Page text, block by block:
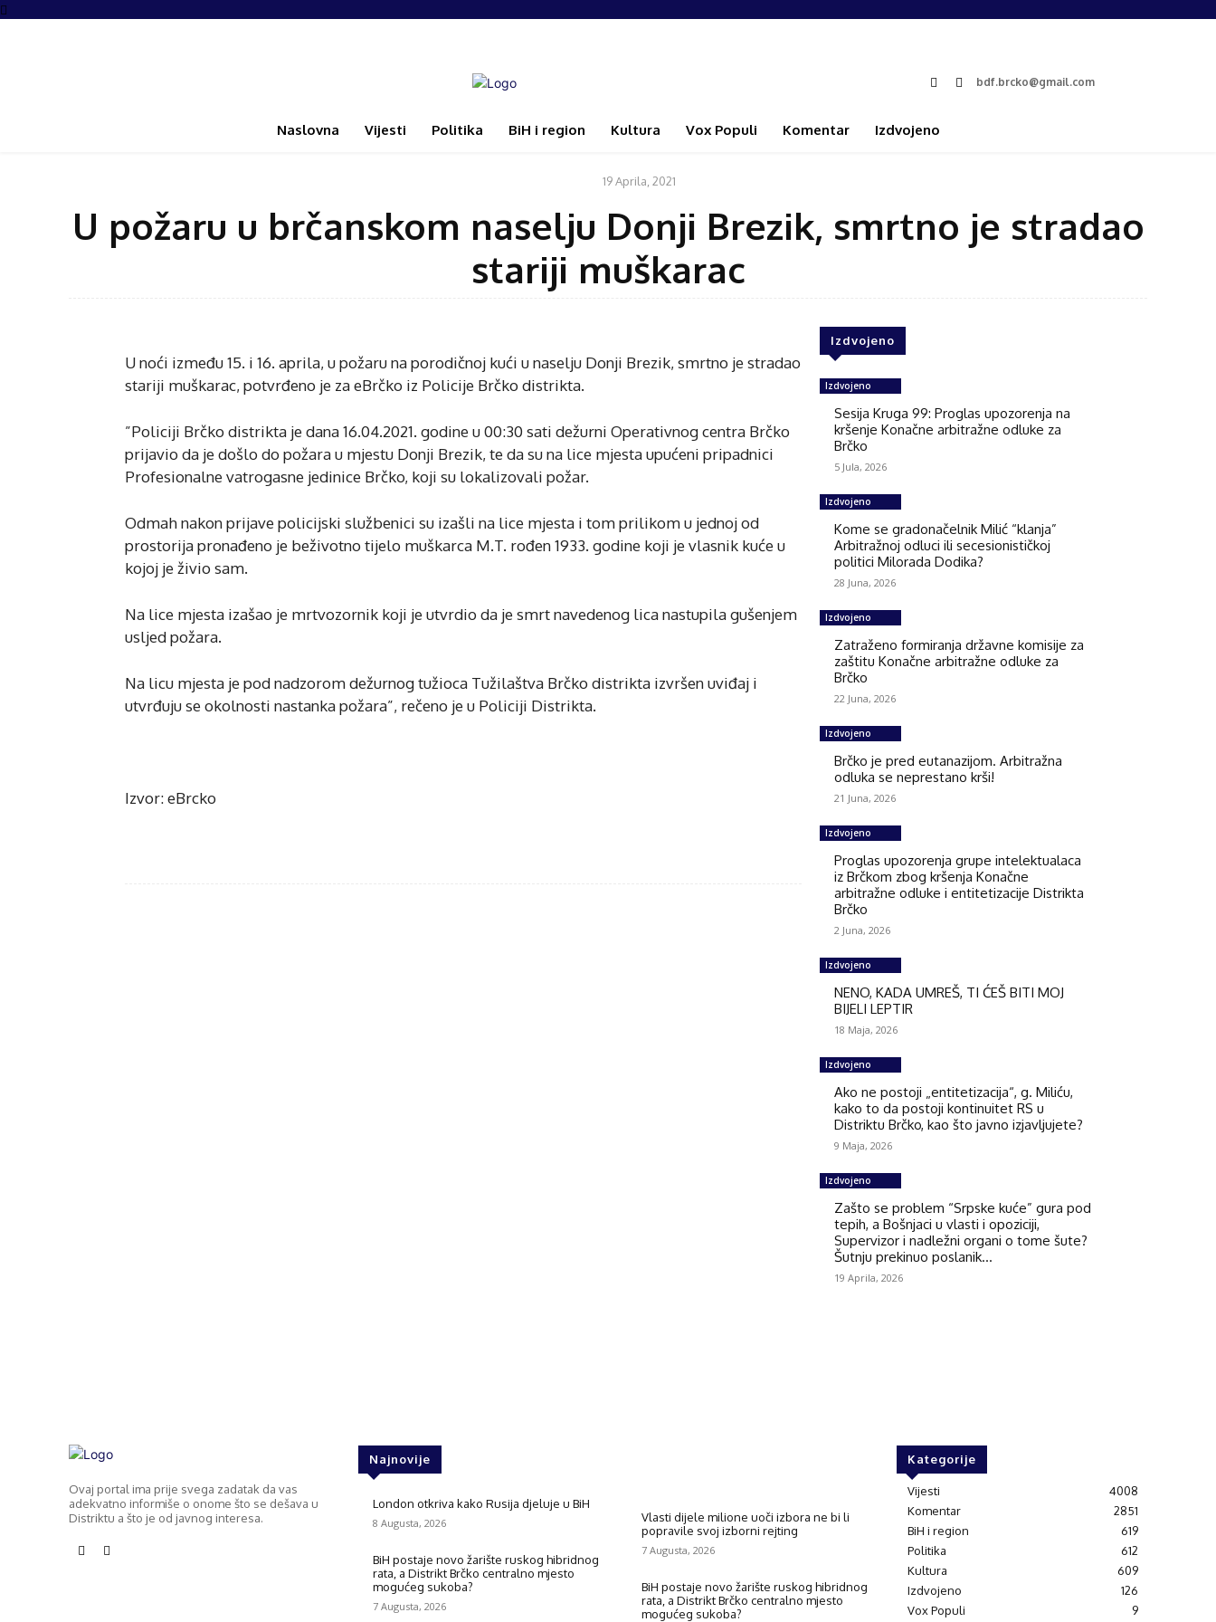
bdf.brcko@gmail.com
Naslovna Vijesti Politika BiH i region Kultura Vox Populi Komentar Izdvojeno
19 Aprila, 2021
U požaru u brčanskom naselju Donji Brezik, smrtno je stradao
stariji muškarac
U noći između 15. i 16. aprila, u požaru na porodičnoj kući u naselju Donji Brezik, smrtno je stradao
stariji muškarac, potvrđeno je za eBrčko iz Policije Brčko distrikta.
”Policiji Brčko distrikta je dana 16.04.2021. godine u 00:30 sati dežurni Operativnog centra Brčko
prijavio da je došlo do požara u mjestu Donji Brezik, te da su na lice mjesta upućeni pripadnici
Profesionalne vatrogasne jedinice Brčko, koji su lokalizovali požar.
Odmah nakon prijave policijski službenici su izašli na lice mjesta i tom prilikom u jednoj od
prostorija pronađeno je beživotno tijelo muškarca M.T. rođen 1933. godine koji je vlasnik kuće u
kojoj je živio sam.
Na lice mjesta izašao je mrtvozornik koji je utvrdio da je smrt navedenog lica nastupila gušenjem
usljed požara.
Na licu mjesta je pod nadzorom dežurnog tužioca Tužilaštva Brčko distrikta izvršen uviđaj i
utvrđuju se okolnosti nastanka požara”, rečeno je u Policiji Distrikta.
Izvor: eBrcko
Izdvojeno
Izdvojeno
Sesija Kruga 99: Proglas upozorenja na
kršenje Konačne arbitražne odluke za
Brčko
5 Jula, 2026
Izdvojeno
Kome se gradonačelnik Milić “klanja”
Arbitražnoj odluci ili secesionističkoj
politici Milorada Dodika?
28 Juna, 2026
Izdvojeno
Zatraženo formiranja državne komisije za
zaštitu Konačne arbitražne odluke za
Brčko
22 Juna, 2026
Izdvojeno
Brčko je pred eutanazijom. Arbitražna
odluka se neprestano krši!
21 Juna, 2026
Izdvojeno
Proglas upozorenja grupe intelektualaca
iz Brčkom zbog kršenja Konačne
arbitražne odluke i entitetizacije Distrikta
Brčko
2 Juna, 2026
Izdvojeno
NENO, KADA UMREŠ, TI ĆEŠ BITI MOJ
BIJELI LEPTIR
18 Maja, 2026
Izdvojeno
Ako ne postoji „entitetizacija“, g. Miliću,
kako to da postoji kontinuitet RS u
Distriktu Brčko, kao što javno izjavljujete?
9 Maja, 2026
Izdvojeno
Zašto se problem “Srpske kuće” gura pod
tepih, a Bošnjaci u vlasti i opoziciji,
Supervizor i nadležni organi o tome šute?
Šutnju prekinuo poslanik...
19 Aprila, 2026
Ovaj portal ima prije svega zadatak da vas
adekvatno informiše o onome što se dešava u
Distriktu a što je od javnog interesa.
Najnovije
London otkriva kako Rusija djeluje u BiH
8 Augusta, 2026
BiH postaje novo žarište ruskog hibridnog
rata, a Distrikt Brčko centralno mjesto
mogućeg sukoba?
7 Augusta, 2026
Vlasti dijele milione uoči izbora ne bi li
popravile svoj izborni rejting
7 Augusta, 2026
BiH postaje novo žarište ruskog hibridnog
rata, a Distrikt Brčko centralno mjesto
mogućeg sukoba?
Kategorije
Vijesti
4008
Komentar
2851
BiH i region
619
Politika
612
Kultura
609
Izdvojeno
126
Vox Populi
9